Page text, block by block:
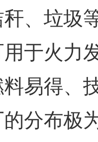
、垃圾
于火力
易得、
的分布极